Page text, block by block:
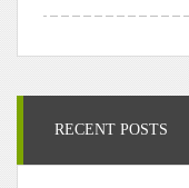
RECENT POSTS